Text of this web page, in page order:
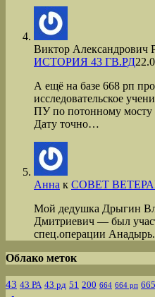
Виктор Александрович
ИСТОРИЯ 43 ГВ.РД
А ещё на базе 668 рп
исследовательское
ПУ по потонному
Дату точно…
Анна к СОВЕТ
Мой дедушка Дрыгин
Дмитриевич — был
спец.операции Анадырь.
Облако меток
43 43 РА 43 рд 51 200 664 664 рп 665